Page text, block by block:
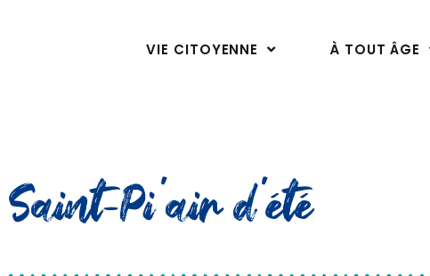
VIE CITOYENNE À TOUT ÂGE
Saint-Pi’air d’été